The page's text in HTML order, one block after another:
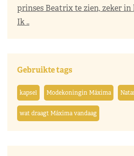
prinses Beatrix te zien, zeker
Ik ..
Gebruikte tags
kapsel Modekoningin Máxima
wat draagt Máxima vandaag